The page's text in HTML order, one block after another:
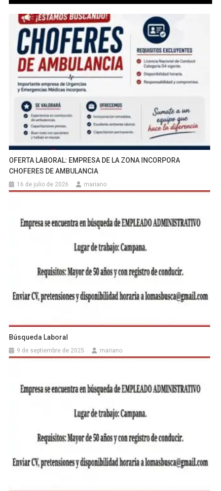
OFERTA LABORAL: EMPRESA DE LA ZONA INCORPORA
CHOFERES DE AMBULANCIA
16 de julio de 2026 mariano
Búsqueda Laboral
9 de septiembre de 2025 mariano